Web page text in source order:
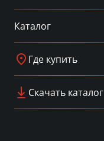
Каталог
Где купить
Скачать каталог